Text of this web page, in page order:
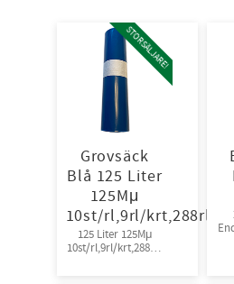
Grovsäck
Blå 125 Liter
125Mμ
10st/rl,9rl/krt,288rl/
125 Liter 125Mμ
10st/rl,9rl/krt,288rl/
STORSÄLJARE!